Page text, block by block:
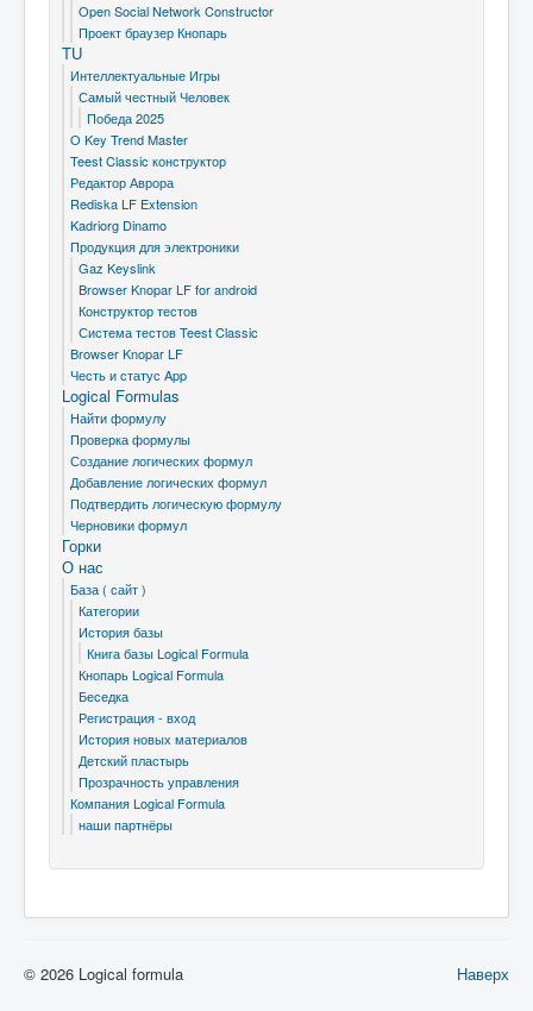
Open Social Network Constructor
Проект браузер Кнопарь
TU
Интеллектуальные Игры
Самый честный Человек
Победа 2025
O Key Trend Master
Teest Classic конструктор
Редактор Аврора
Rediska LF Extension
Kadriorg Dinamo
Продукция для электроники
Gaz Keyslink
Browser Knopar LF for android
Конструктор тестов
Система тестов Teest Classic
Browser Knopar LF
Честь и статус App
Logical Formulas
Найти формулу
Проверка формулы
Создание логических формул
Добавление логических формул
Подтвердить логическую формулу
Черновики формул
Горки
О нас
База ( сайт )
Категории
История базы
Книга базы Logical Formula
Кнопарь Logical Formula
Беседка
Регистрация - вход
История новых материалов
Детский пластырь
Прозрачность управления
Компания Logical Formula
наши партнёры
Наверх
© 2026 Logical formula